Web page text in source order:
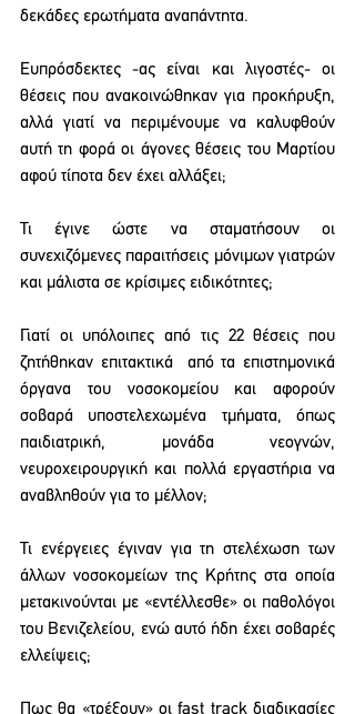
δεκάδες ερωτήματα αναπάντητα.
Ευπρόσδεκτες -ας είναι και λιγοστές- οι
θέσεις που ανακοινώθηκαν για προκήρυξη,
αλλά γιατί να περιμένουμε να καλυφθούν
αυτή τη φορά οι άγονες θέσεις του Μαρτίου
αφού τίποτα δεν έχει αλλάξει;
Τι έγινε ώστε να σταματήσουν οι
συνεχιζόμενες παραιτήσεις μόνιμων γιατρών
και μάλιστα σε κρίσιμες ειδικότητες;
Γιατί οι υπόλοιπες από τις 22 θέσεις που
ζητήθηκαν επιτακτικά  από τα επιστημονικά
όργανα του νοσοκομείου και αφορούν
σοβαρά υποστελεχωμένα τμήματα, όπως
παιδιατρική, μονάδα νεογνών,
νευροχειρουργική και πολλά εργαστήρια να
αναβληθούν για το μέλλον;
Τι ενέργειες έγιναν για τη στελέχωση των
άλλων νοσοκομείων της Κρήτης στα οποία
μετακινούνται με «εντέλλεσθε» οι παθολόγοι
του Βενιζελείου, ενώ αυτό ήδη έχει σοβαρές
ελλείψεις;
Πως θα «τρέξουν» οι fast track διαδικασίες